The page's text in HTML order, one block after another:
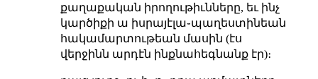
քաղաքական իրողութիւնները, եւ ինչ
կարծիքի ա իսրայէլա֊պաղեստինեան
հակամարտութեան մասին (էս
վերջինն արդէն ինքնահեգնանք էր)։